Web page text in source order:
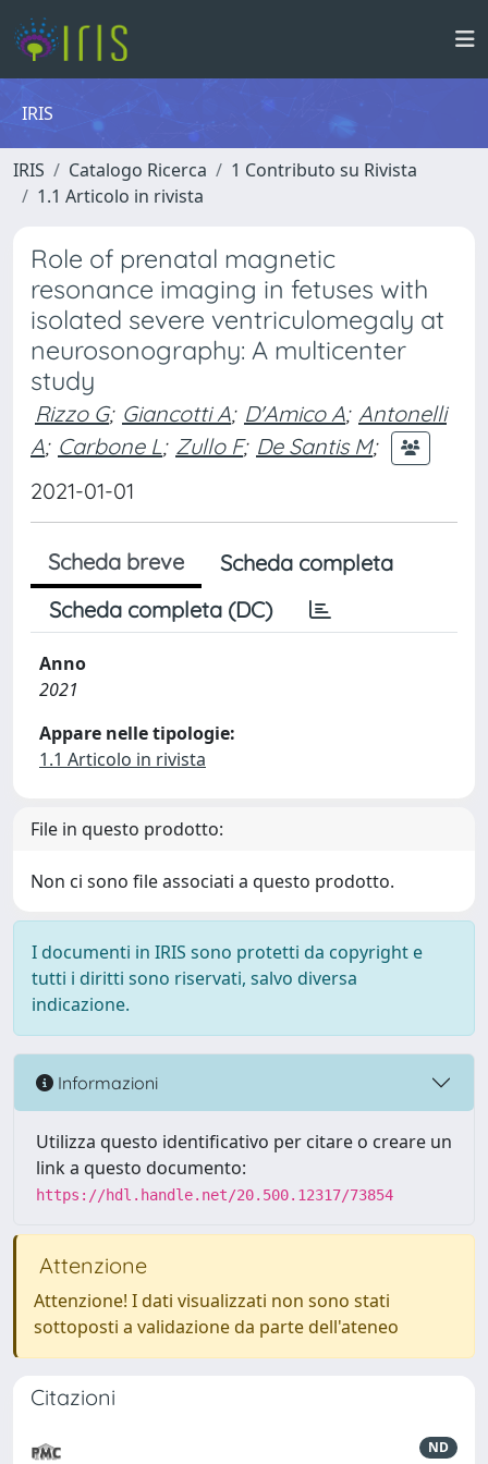
IRIS
IRIS Catalogo Ricerca
1 Contributo su Rivista
1.1 Articolo in rivista
Role of prenatal magnetic
resonance imaging in fetuses with
isolated severe ventriculomegaly at
neurosonography: A multicenter
study
Rizzo G; Giancotti A; D'Amico A; Antonelli
A; Carbone L; Zullo F; De Santis M;
2021-01-01
Scheda breve
Scheda completa
Scheda completa (DC)
Anno
2021
Appare nelle tipologie:
1.1 Articolo in rivista
File in questo prodotto:
Non ci sono file associati a questo prodotto.
I documenti in IRIS sono protetti da copyright e
tutti i diritti sono riservati, salvo diversa
indicazione.
Informazioni
Utilizza questo identificativo per citare o creare un
link a questo documento:
https://hdl.handle.net/20.500.12317/73854
Attenzione
Attenzione! I dati visualizzati non sono stati
sottoposti a validazione da parte dell'ateneo
Citazioni
ND